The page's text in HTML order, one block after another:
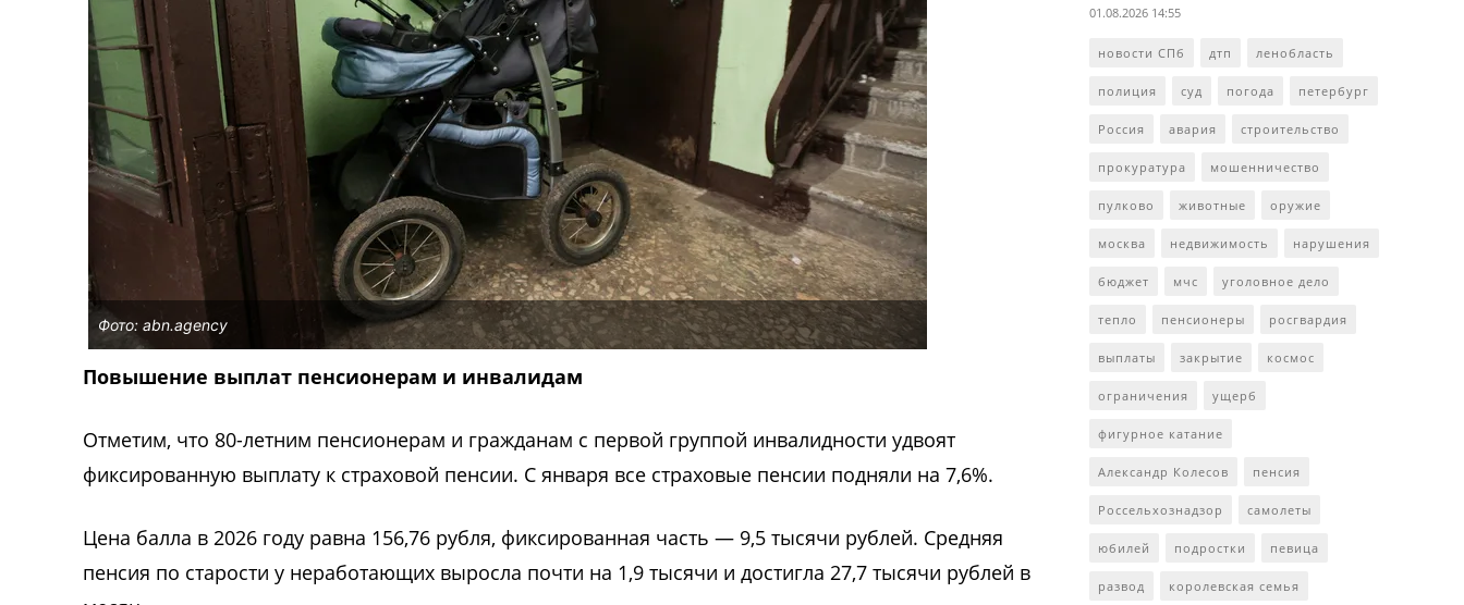
Фото: abn.agency
Повышение выплат пенсионерам и инвалидам
Отметим, что 80-летним пенсионерам и гражданам с первой группой инвалидности удвоят
фиксированную выплату к страховой пенсии. С января все страховые пенсии подняли на 7,6%.
Цена балла в 2026 году равна 156,76 рубля, фиксированная часть — 9,5 тысячи рублей. Средняя
пенсия по старости у неработающих выросла почти на 1,9 тысячи и достигла 27,7 тысячи рублей в
01.08.2026 14:55
новости СПб дтп ленобласть
полиция суд погода петербург
Россия авария строительство
прокуратура мошенничество
пулково животные оружие
москва недвижимость нарушения
бюджет мчс уголовное дело
тепло пенсионеры росгвардия
выплаты закрытие космос
ограничения ущерб
фигурное катание
Александр Колесов пенсия
Россельхознадзор самолеты
юбилей подростки певица
развод королевская семья